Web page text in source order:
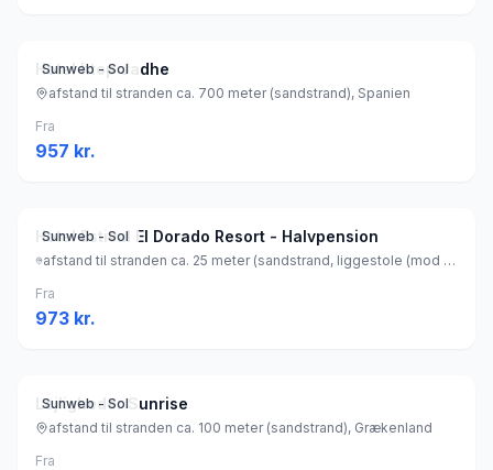
Sunweb - Sol
Hotel htop Jadhe
afstand til stranden ca. 700 meter (sandstrand), Spanien
Fra
957 kr.
Sunweb - Sol
Hotel Estival El Dorado Resort - Halvpension
afstand til stranden ca. 25 meter (sandstrand, liggestole (mod betaling) , parasol (mod betaling) ), Spanien
Fra
973 kr.
Sunweb - Sol
Lejligheder Sunrise
afstand til stranden ca. 100 meter (sandstrand), Grækenland
Fra